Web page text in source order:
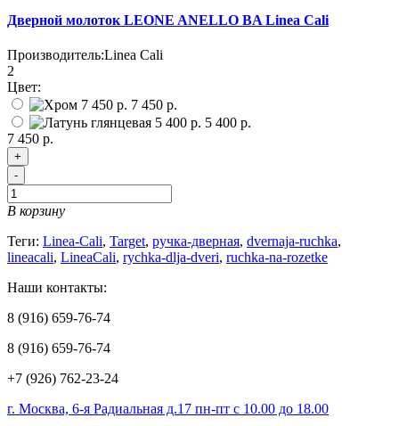
Дверной молоток LEONE ANELLO BA Linea Cali
Производитель:Linea Cali
2
Цвет:
7 450 р.
5 400 р.
7 450 р.
+
-
В корзину
Теги: Linea-Cali, Target, ручка-дверная, dvernaja-ruchka,
lineacali, LineaCali, rychka-dlja-dveri, ruchka-na-rozetke
Наши контакты:
8 (916) 659-76-74
8 (916) 659-76-74
+7 (926) 762-23-24
г. Москва, 6-я Радиальная д.17 пн-пт с 10.00 до 18.00